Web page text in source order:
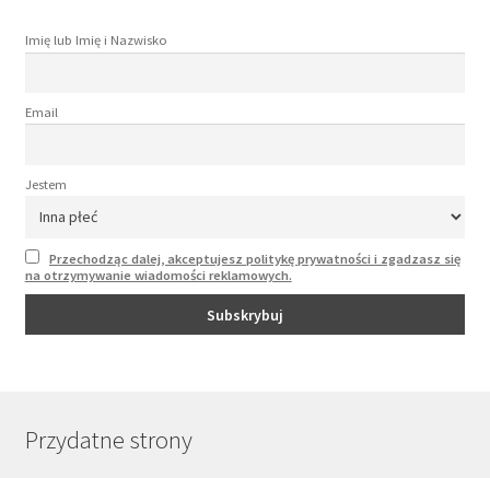
Imię lub Imię i Nazwisko
Email
Jestem
Przechodząc dalej, akceptujesz politykę prywatności i zgadzasz się
na otrzymywanie wiadomości reklamowych.
Przydatne strony